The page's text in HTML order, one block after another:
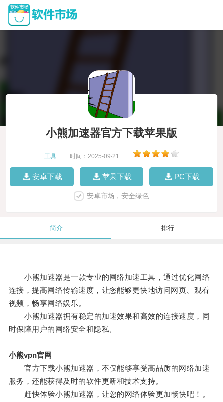
小熊加速器官方下载苹果版
工具 时间：2025-09-21
安卓下载 苹果下载 PC下载
安卓市场，安全绿色
简介 排行
小熊加速器是一款专业的网络加速工具，通过优化网络
连接，提高网络传输速度，让您能够更快地访问网页、观看
视频，畅享网络娱乐。
小熊加速器拥有稳定的加速效果和高效的连接速度，同
时保障用户的网络安全和隐私。
小熊vpn官网
官方下载小熊加速器，不仅能够享受高品质的网络加速
服务，还能获得及时的软件更新和技术支持。
赶快体验小熊加速器，让您的网络体验更加畅快吧！。